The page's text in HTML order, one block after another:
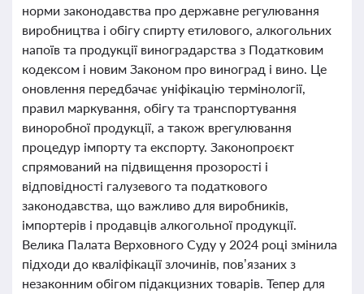
норми законодавства про державне регулювання
виробництва і обігу спирту етилового, алкогольних
напоїв та продукції виноградарства з Податковим
кодексом і новим Законом про виноград і вино. Це
оновлення передбачає уніфікацію термінології,
правил маркування, обігу та транспортування
виноробної продукції, а також врегулювання
процедур імпорту та експорту. Законопроєкт
спрямований на підвищення прозорості і
відповідності галузевого та податкового
законодавства, що важливо для виробників,
імпортерів і продавців алкогольної продукції.
Велика Палата Верховного Суду у 2024 році змінила
підходи до кваліфікації злочинів, пов’язаних з
незаконним обігом підакцизних товарів. Тепер для